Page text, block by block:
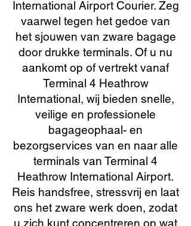
International Airport Courier. Zeg
vaarwel tegen het gedoe van
het sjouwen van zware bagage
door drukke terminals. Of u nu
aankomt op of vertrekt vanaf
Terminal 4 Heathrow
International, wij bieden snelle,
veilige en professionele
bagageophaal- en
bezorgservices van en naar alle
terminals van Terminal 4
Heathrow International Airport.
Reis handsfree, stressvrij en laat
ons het zware werk doen, zodat
u zich kunt concentreren op wat